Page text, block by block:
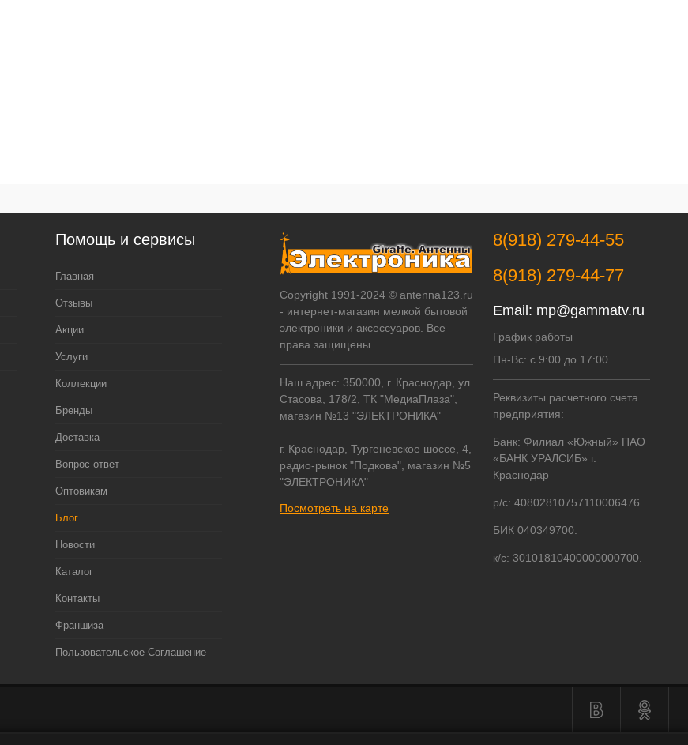
Помощь и сервисы
Главная
Отзывы
Акции
Услуги
Коллекции
Бренды
Доставка
Вопрос ответ
Оптовикам
Блог
Новости
Каталог
Контакты
Франшиза
Пользовательское Соглашение
Copyright 1991-2024 © antenna123.ru
- интернет-магазин мелкой бытовой
электроники и аксессуаров. Все
права защищены.
Наш адрес: 350000, г. Краснодар, ул.
Стасова, 178/2, ТК "МедиаПлаза",
магазин №13 "ЭЛЕКТРОНИКА"
г. Краснодар, Тургеневское шоссе, 4,
радио-рынок "Подкова", магазин №5
"ЭЛЕКТРОНИКА"
Посмотреть на карте
8(918) 279-44-55
8(918) 279-44-77
Email: mp@gammatv.ru
График работы
Пн-Вс: с 9:00 до 17:00
Реквизиты расчетного счета
предприятия:
Банк: Филиал «Южный» ПАО
«БАНК УРАЛСИБ» г.
Краснодар
р/с: 40802810757110006476.
БИК 040349700.
к/с: 30101810400000000700.